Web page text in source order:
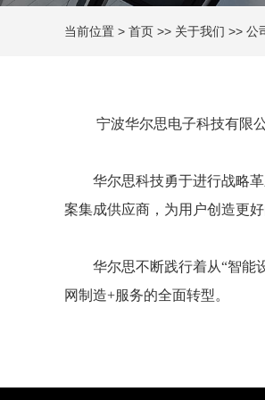
当前位置 > 首页 >> 关于我们 >> 公
宁波华尔思电子科技有限
华尔思科技勇于进行战略
案集成供应商，为用户创造更
华尔思不断践行着从“智
网制造+服务的全面转型。